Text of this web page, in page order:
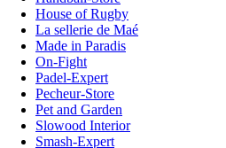
House of Rugby
La sellerie de Maé
Made in Paradis
On-Fight
Padel-Expert
Pecheur-Store
Pet and Garden
Slowood Interior
Smash-Expert